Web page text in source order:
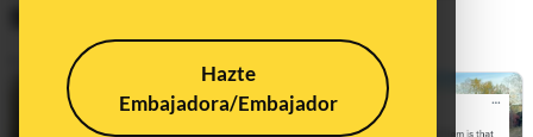
Hazte
Embajadora/Embajador
Publicado el